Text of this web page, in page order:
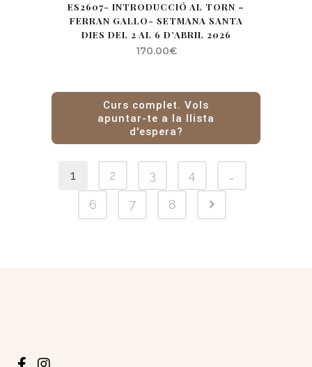
ES2607- INTRODUCCIÓ AL TORN –
FERRAN GALLO- SETMANA SANTA
DIES DEL 2 AL 6 D’ABRIL 2026
170.00€
Curs complet. Vols
apuntar-te a la llista
d'espera?
1 2 3 4
…
6
7 8